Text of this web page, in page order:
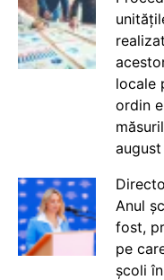
locale
ordin
august
Anul
fost,
pe
școli